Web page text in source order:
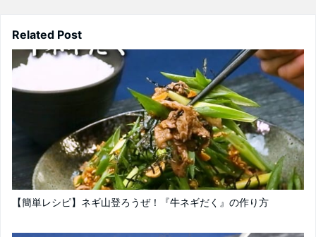
Related Post
【簡単レシピ】ネギ山登ろうぜ！『牛ネギだく』の作り方